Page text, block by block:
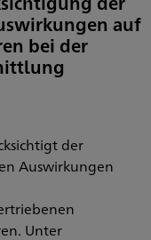
auf
bei der
der
Auswirkungen
Unter